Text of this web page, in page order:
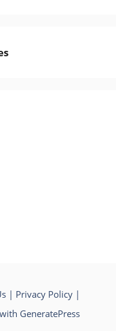
| Privacy Policy|
GeneratePress